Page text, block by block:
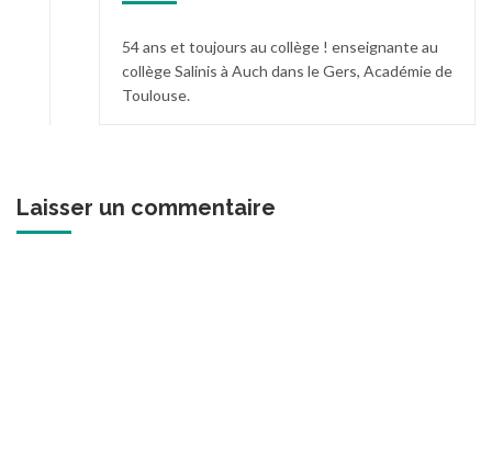
54 ans et toujours au collège ! enseignante au
collège Salinis à Auch dans le Gers, Académie de
Toulouse.
Laisser un commentaire